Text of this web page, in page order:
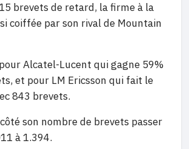
brevets de retard, la firme à la
coiffée par son rival de Mountain
Alcatel-Lucent qui gagne 59%
et pour LM Ericsson qui fait le
843 brevets.
son nombre de brevets passer
à 1.394.